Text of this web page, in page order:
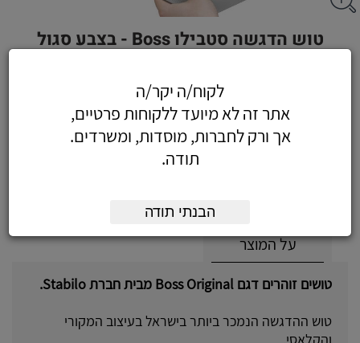
טוש הדגשה סטבילו Boss - בצבע סגול
כולל מע"מ
על המוצר
טושים זוהרים דגם Boss Original מבית חברת Stabilo.
טוש ההדגשה הנמכר ביותר בישראל בעיצוב המקורי
לקוח/ה יקר/ה
אתר זה לא מיועד ללקוחות פרטיים,
אך ורק לחברות, מוסדות, ומשרדים.
תודה.
הבנתי תודה